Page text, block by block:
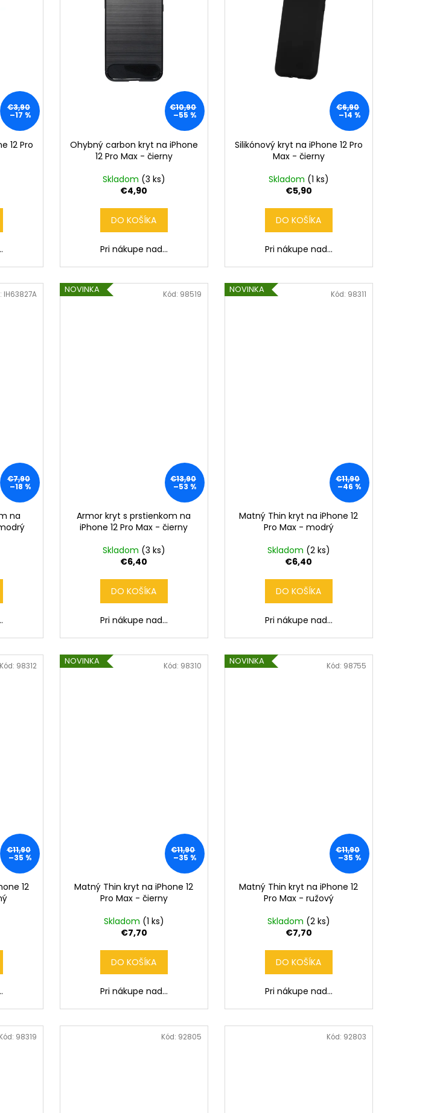
€3,90
–17 %
12 Pro
€10,90
–55 %
Ohybný carbon kryt na iPhone
12 Pro Max - čierny
Skladom (3 ks)
€4,90
DO KOŠÍKA
Pri nákupe nad...
€6,90
–14 %
Silikónový kryt na iPhone 12 Pro
Max - čierny
Skladom (1 ks)
€5,90
DO KOŠÍKA
Pri nákupe nad...
€7,90
–18 %
na
IH63827A NOVINKA
€13,90
–53 %
Armor kryt s prstienkom na
iPhone 12 Pro Max - čierny
Skladom (3 ks)
€6,40
DO KOŠÍKA
Pri nákupe nad...
Kód: 98519 NOVINKA
€11,90
–46 %
Matný Thin kryt na iPhone 12
Pro Max - modrý
Skladom (2 ks)
€6,40
DO KOŠÍKA
Pri nákupe nad...
Kód: 98311
€11,90
–35 %
12
Kód: 98312 NOVINKA
€11,90
–35 %
Matný Thin kryt na iPhone 12
Pro Max - čierny
Skladom (1 ks)
€7,70
DO KOŠÍKA
Pri nákupe nad...
Kód: 98310 NOVINKA
€11,90
–35 %
Matný Thin kryt na iPhone 12
Pro Max - ružový
Skladom (2 ks)
€7,70
DO KOŠÍKA
Pri nákupe nad...
Kód: 98755
Kód: 98319 Kód: 92805 Kód: 92803